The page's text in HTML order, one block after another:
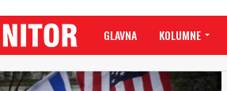
GLAVNA KOLUMNE